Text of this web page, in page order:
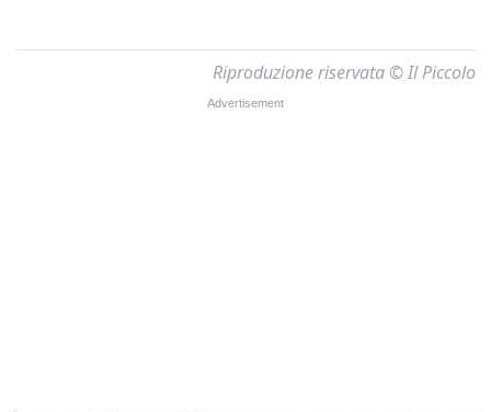
Riproduzione riservata © Il Piccolo